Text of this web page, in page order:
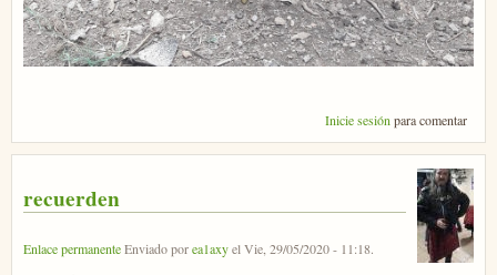
Inicie sesiónpara comentar
recuerden
Enlace permanenteEnviado porea1axyelVie, 29/05/2020 - 11:18.